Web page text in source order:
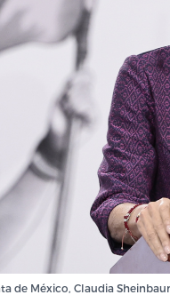
de México, Claudia